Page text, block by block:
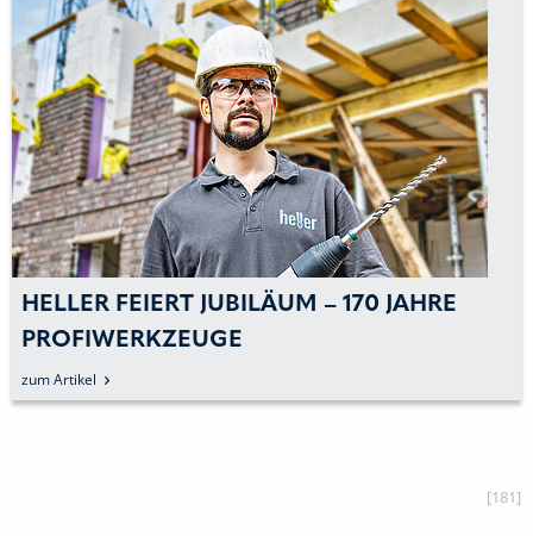
HELLER FEIERT JUBILÄUM – 170 JAHRE
PROFIWERKZEUGE
zum Artikel
[181]